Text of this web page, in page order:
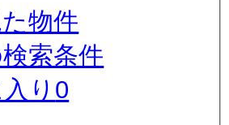
物件
索条件
り 0